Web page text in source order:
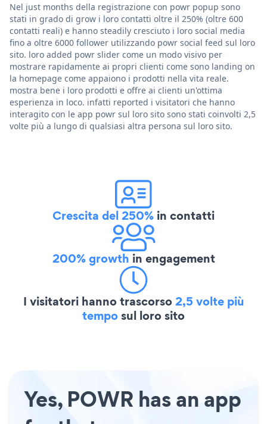
Nel just months della registrazione con powr popup sono
stati in grado di grow i loro contatti oltre il 250% (oltre 600
contatti reali) e hanno steadily cresciuto i loro social media
fino a oltre 6000 follower utilizzando powr social feed sul loro
sito. loro added powr slider come un modo visivo per
mostrare rapidamente ai propri clienti come sono landing on
la homepage come appaiono i prodotti nella vita reale.
mostra bene i loro prodotti e offre ai clienti un'ottima
esperienza in loco. infatti reported i visitatori che hanno
interagito con le app powr sul loro sito sono stati coinvolti 2,5
volte più a lungo di qualsiasi altra persona sul loro sito.
Crescita del 250% in contatti
200% growth in engagement
I visitatori hanno trascorso2,5 volte più
temposul loro sito
Yes, POWR has an app